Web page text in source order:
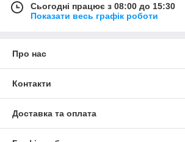
Сьогодні працює з 08:00 до 15:30
Показати весь графік роботи
Про нас
Контакти
Доставка та оплата